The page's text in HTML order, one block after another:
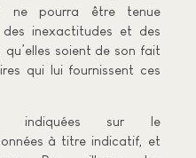
ne pourra être tenue
des inexactitudes et des
soient de son fait
qui lui fournissent ces
indiquées sur le
à titre indicatif, et